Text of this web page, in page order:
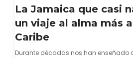
La Jamaica que casi
un viaje al alma más
Caribe
Durante décadas nos han